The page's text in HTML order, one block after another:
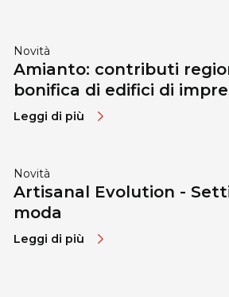
Novità
Amianto: contributi
bonifica di edifici di
Leggi di più
Novità
Artisanal Evolution -
moda
Leggi di più